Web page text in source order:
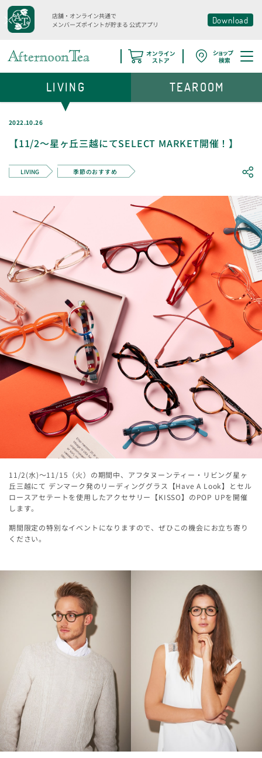
店舗・オンライン共通で
メンバーズポイントが貯まる 公式アプリ Download
2022.10.26
【11/2～星ヶ丘三越にてSELECT MARKET開催！】
LIVING 季節のおすすめ
11/2(水)～11/15（火）の期間中、アフタヌーンティー・リビング星ヶ
丘三越にて デンマーク発のリーディンググラス【Have A Look】とセル
ロースアセテートを使用したアクセサリー【KISSO】のPOP UPを開催
します。
期間限定の特別なイベントになりますので、ぜひこの機会にお立ち寄り
ください。
LIVING TEAROOM